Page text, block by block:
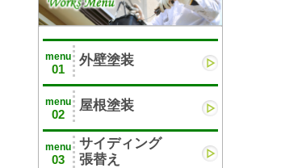
menu
01
外壁塗装
menu
02
屋根塗装
menu
03
サイディング
張替え